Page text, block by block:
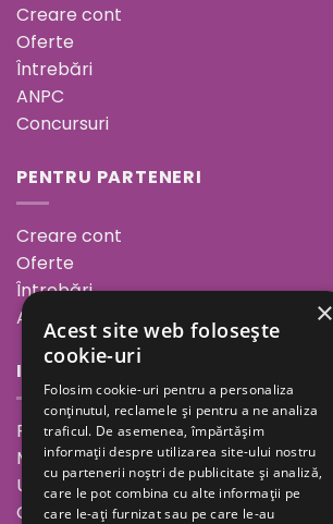
Creare cont
Oferte
Întrebări
ANPC
Concursuri
PENTRU PARTENERI
Creare cont
Oferte
Întrebări
ANPC
INFORMAȚII
Povestea noastră
Minutul de inspirație
Unde ne găsești
Cariere
×
Acest site web folosește
cookie-uri
Folosim cookie-uri pentru a personaliza
conținutul, reclamele și pentru a ne analiza
traficul. De asemenea, împărtășim
informații despre utilizarea site-ului nostru
cu partenerii noștri de publicitate și analiză,
care le pot combina cu alte informații pe
care le-ați furnizat sau pe care le-au